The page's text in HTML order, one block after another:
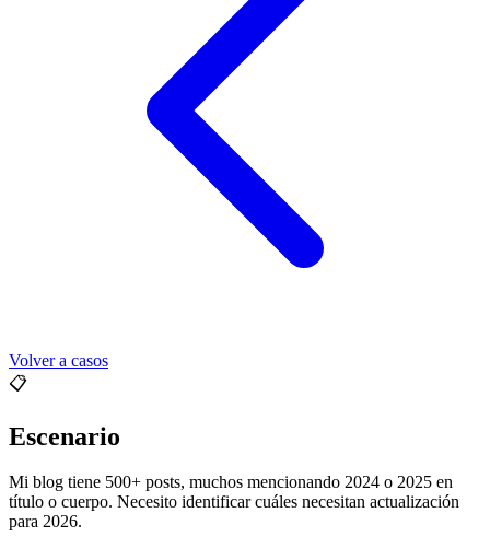
Volver a casos
📋
Escenario
Mi blog tiene 500+ posts, muchos mencionando 2024 o 2025 en
título o cuerpo. Necesito identificar cuáles necesitan actualización
para 2026.